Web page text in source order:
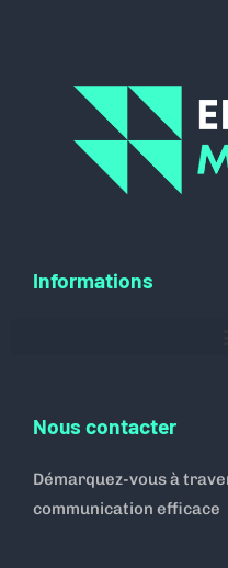
Informations
Nous contacter
Démarquez-vous à
communication efficace